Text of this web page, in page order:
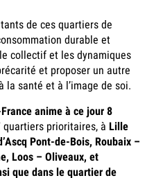
de ces quartiers de
durable et
collectif et les dynamiques
et proposer un autre
la santé et à l’image de soi.
anime à ce jour 8
quartiers prioritaires, à Lille
Pont-de-Bois, Roubaix –
Loos – Oliveaux, et
que dans le quartier de